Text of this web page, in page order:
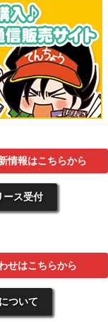
情報はこちらから
ース受付
せはこちらから
ついて